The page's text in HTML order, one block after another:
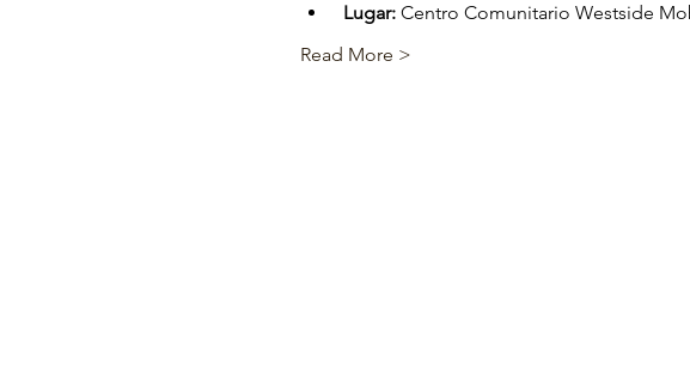
Lugar: Centro Comunitario Westside
Read More >